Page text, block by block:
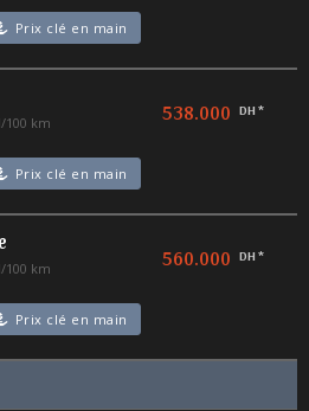
Prix clé en main
100 km 538.000 DH *
Prix clé en main
100 km 560.000 DH *
Prix clé en main